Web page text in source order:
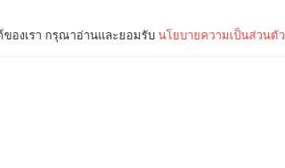
ของเรา กรุณาอ่านและยอมรับ นโยบายความเป็นส่วนตัว